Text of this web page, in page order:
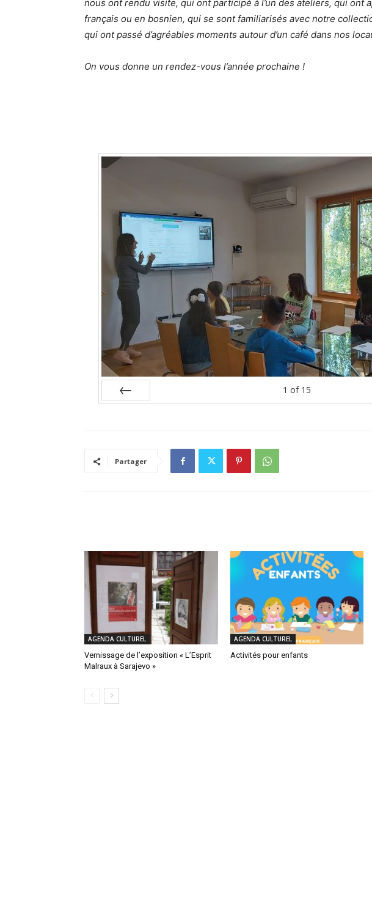
nous ont rendu visite, qui ont participé à l’un des ateliers, qui ont
français ou en bosnien, qui se sont familiarisés avec notre
qui ont passé d’agréables moments autour d’un café dans nos
On vous donne un rendez-vous l’année prochaine !
1 of 15
Partager
AGENDA CULTUREL
Vernissage de l’exposition « L’Esprit
Malraux à Sarajevo »
AGENDA CULTUREL
Activités pour enfants